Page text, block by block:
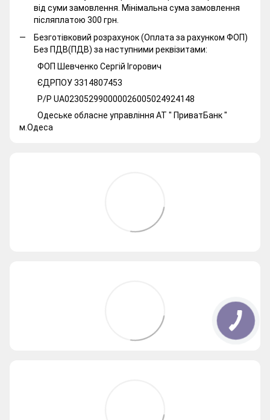
від суми замовлення. Мінімальна сума замовлення
післяплатою 300 грн.
Безготівковий розрахунок (Оплата за рахунком ФОП)
Без ПДВ(ПДВ) за наступними реквізитами:
ФОП Шевченко Сергій Ігорович
ЄДРПОУ 3314807453
Р/Р UA023052990000026005024924148
Одеське обласне управління АТ " ПриватБанк "
м.Одеса